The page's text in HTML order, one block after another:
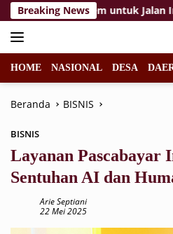
Langsung
ke
konten
Breaking News
Mbah Sariem untuk Jalan
HOME NASIONAL DESA
Beranda BISNIS
BISNIS
Layanan Pascabayar
Sentuhan AI dan
Arie Septiani
22 Mei 2025